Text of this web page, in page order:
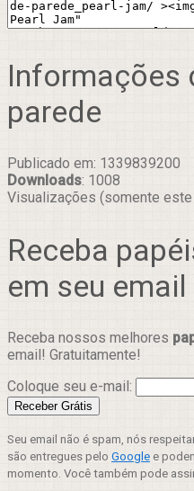
Informações
parede
Publicado em: 1339839200
Downloads: 1008
Visualizações (somente
Receba
em seu email
Receba nossos melhores
email! Gratuitamente!
Coloque seu e-mail:
Seu email não é spam, nós
são entregues pelo Google e
momento. Você também pode